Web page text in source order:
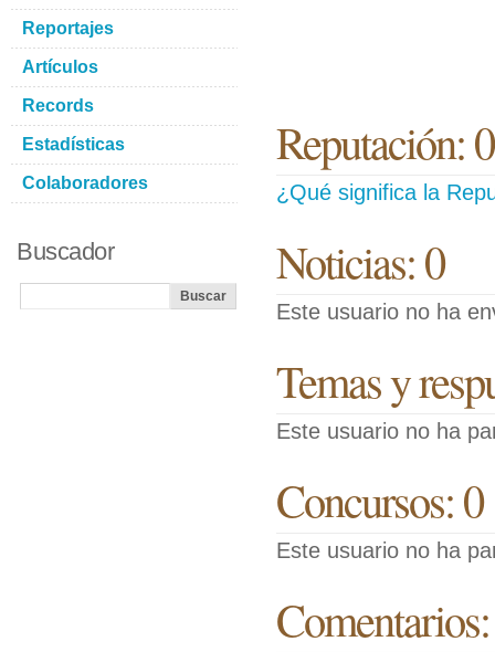
Reputación: 0
¿Qué significa la
Noticias: 0
Este usuario no ha
Temas y
Este usuario no ha
Concursos: 0
Este usuario no ha
Reportajes
Artículos
Records
Estadísticas
Colaboradores
Buscador